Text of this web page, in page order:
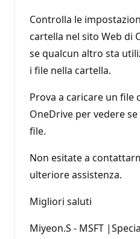
Controlla le
cartella nel sito Web di
se qualcun altro sta
i file nella cartella.
Prova a caricare un file
OneDrive per vedere
file.
Non esitate a
ulteriore assistenza.
Migliori saluti
Miyeon.S - MSFT